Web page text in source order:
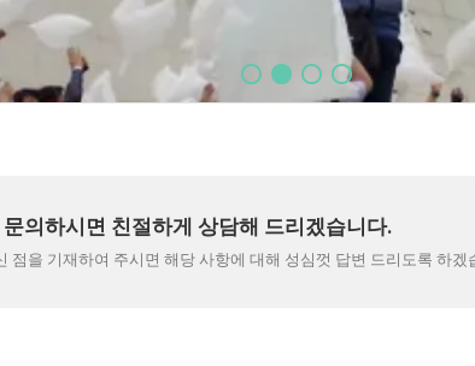
1 3 4
의하시면 친절하게 상담해 드리겠습니다.
점을 기재하여 주시면 해당 사항에 대해 성심껏 답변 드리도록 하겠